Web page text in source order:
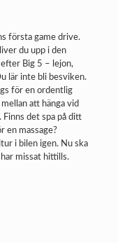
första game drive.
du upp i den
Big 5 – lejon,
lär inte bli besviken.
för en ordentlig
att hänga vid
Finns det spa på ditt
en massage?
i bilen igen. Nu ska
missat hittills.